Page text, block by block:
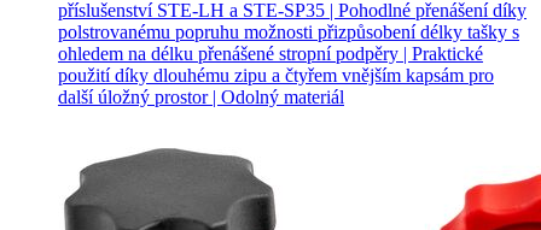
příslušenství STE-LH a STE-SP35 | Pohodlné přenášení díky
polstrovanému popruhu možnosti přizpůsobení délky tašky s
ohledem na délku přenášené stropní podpěry | Praktické
použití díky dlouhému zipu a čtyřem vnějším kapsám pro
další úložný prostor | Odolný materiál